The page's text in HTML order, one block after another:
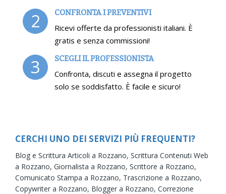
2 CONFRONTA I PREVENTIVI
Ricevi offerte da professionisti italiani. È
gratis e senza commissioni!
3 SCEGLI IL PROFESSIONISTA
Confronta, discuti e assegna il progetto
solo se soddisfatto. È facile e sicuro!
CERCHI UNO DEI SERVIZI PIÙ FREQUENTI?
Blog e Scrittura Articoli a Rozzano, Scrittura Contenuti Web
a Rozzano, Giornalista a Rozzano, Scrittore a Rozzano,
Comunicato Stampa a Rozzano, Trascrizione a Rozzano,
Copywriter a Rozzano, Blogger a Rozzano, Correzione